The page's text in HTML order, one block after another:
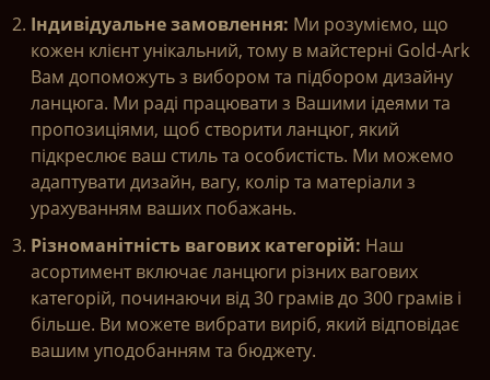
Індивідуальне замовлення: Ми розуміємо, що
кожен клієнт унікальний, тому в майстерні Gold-Ark
Вам допоможуть з вибором та підбором дизайну
ланцюга. Ми раді працювати з Вашими ідеями та
пропозиціями, щоб створити ланцюг, який
підкреслює ваш стиль та особистість. Ми можемо
адаптувати дизайн, вагу, колір та матеріали з
урахуванням ваших побажань.
Різноманітність вагових категорій: Наш
асортимент включає ланцюги різних вагових
категорій, починаючи від 30 грамів до 300 грамів і
більше. Ви можете вибрати виріб, який відповідає
вашим уподобанням та бюджету.